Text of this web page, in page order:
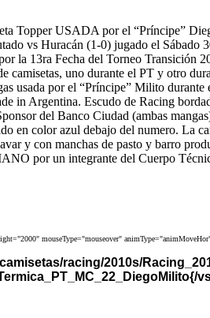
Topper USADA por el “Príncipe”
vs Huracán (1-0) jugado el Sábado
la 13ra Fecha del Torneo Transición
camisetas, uno durante el PT y otro
usada por el “Príncipe” Milito
in Argentina. Escudo de Racing
del Banco Ciudad (ambas
en color azul debajo del numero. La
y con manchas de pasto y barro
por un integrante del Cuerpo
mouseType="mouseover"
racing/2010s/